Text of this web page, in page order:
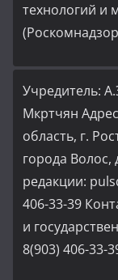
технологий и
Учредитель:
Мкртчян
область, г.
города Волос,
редакции:
406-33-39
и
8(903) 406-33-